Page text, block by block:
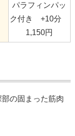
パラフィンパッ
ク付き +10分
1,150円
の固まった筋肉